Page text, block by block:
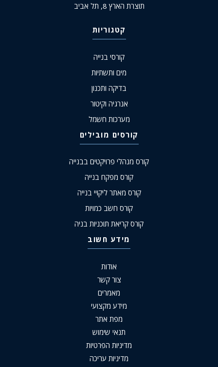
תוצרת הארץ 8, תל אביב
קטגוריות
קורסי בנייה
מים ותשתיות
בדיקה ותכנון
אנרגיה וקיטור
מערכות חשמל
קורסים מובילים
קורס מנהלי פרויקטים בבנייה
קורס מפקח בנייה
קורס מאתר ליקויי בנייה
קורס חשב כמויות
קורס קריאת תוכניות בניה
מידע חשוב
אודות
צור קשר
מאמרים
מידע מקצועי
מפת אתר
תנאי שימוש
מדיניות הפרטיות
מדיניות עריכה